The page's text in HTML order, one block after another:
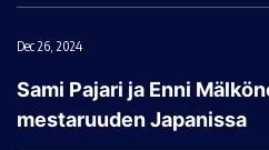
Dec 26, 2024
Sami Pajari ja Enni
mestaruuden Japanissa